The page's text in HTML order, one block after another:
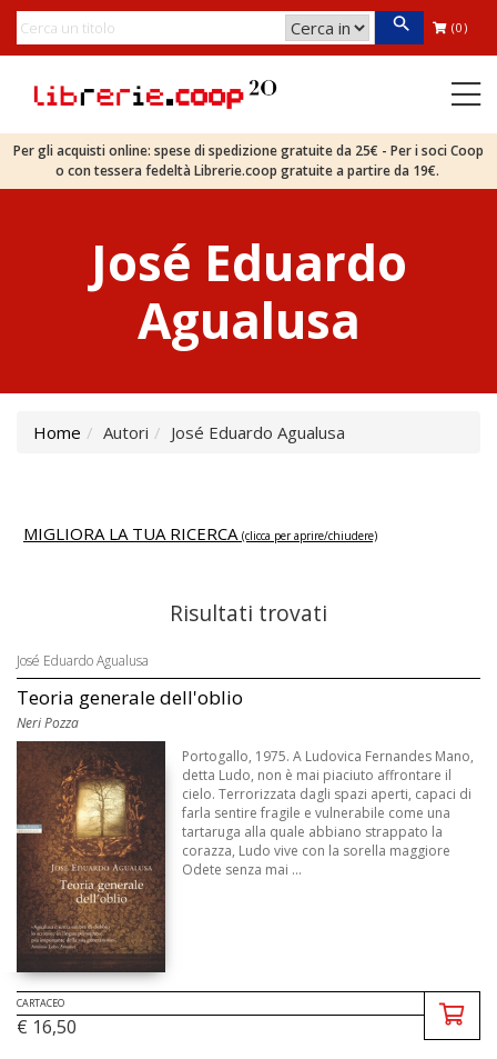
(0)
Per gli acquisti online: spese di spedizione gratuite da 25€ - Per i soci Coop
o con tessera fedeltà Librerie.coop gratuite a partire da 19€.
José Eduardo
Agualusa
Home Autori José Eduardo Agualusa
MIGLIORA LA TUA RICERCA (clicca per aprire/chiudere)
Risultati trovati
José Eduardo Agualusa
Teoria generale dell'oblio
Neri Pozza
Portogallo, 1975. A Ludovica Fernandes Mano,
detta Ludo, non è mai piaciuto affrontare il
cielo. Terrorizzata dagli spazi aperti, capaci di
farla sentire fragile e vulnerabile come una
tartaruga alla quale abbiano strappato la
corazza, Ludo vive con la sorella maggiore
Odete senza mai ...
CARTACEO
€ 16,50